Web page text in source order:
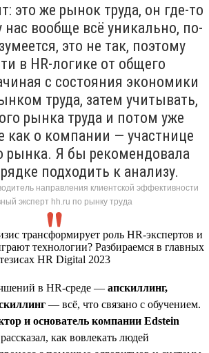
это же рынок труда, он где-то
нас вообще всё уникально, по-
это не так, поэтому
в HR-логике от общего
с состояния экономики
труда, затем учитывать,
рынка труда и потом уже
как о компании — участнице
рынка. Я бы рекомендовала
подходить к анализу.
направления клиентской эффективности
эксперт hh.ru по рынку труда
в HR-среде — апскиллинг,
— всё, что связано с обучением.
и основатель компании Edstein
рассказал, как вовлекать людей